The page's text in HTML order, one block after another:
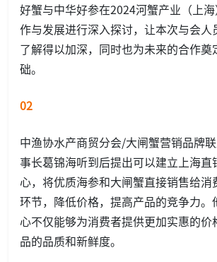
好蟹与中华好参在2024河蟹产业（上
作与发展进行深入探讨，让本次与会人
了解得以加深，同时也为未来的合作奠
础。
02
中渔协水产商贸分会/大闸蟹营销品牌
事长葛锦海听到后提出可以建立上海直
心，将优质海参和大闸蟹直接销售给消
环节，降低价格，提高产品的竞争力。
心不仅能够为消费者提供更加实惠的价
品的品质和新鲜度。